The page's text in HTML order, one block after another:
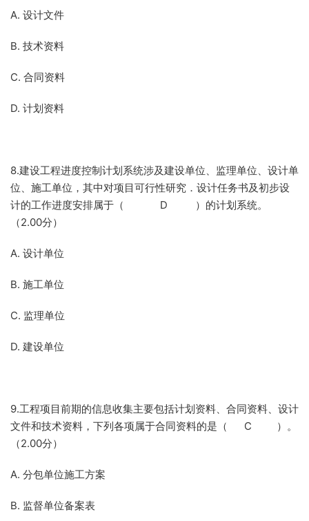
A. 设计文件
B. 技术资料
C. 合同资料
D. 计划资料
8.建设工程进度控制计划系统涉及建设单位、监理单位、设计单
位、施工单位，其中对项目可行性研究．设计任务书及初步设
计的工作进度安排属于（ D ）的计划系统。
（2.00分）
A. 设计单位
B. 施工单位
C. 监理单位
D. 建设单位
9.工程项目前期的信息收集主要包括计划资料、合同资料、设计
文件和技术资料，下列各项属于合同资料的是（ C ）。
（2.00分）
A. 分包单位施工方案
B. 监督单位备案表